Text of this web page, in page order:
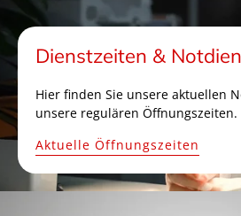
Dienstzeiten &
Hier finden Sie unsere aktuellen
unsere regulären Öffnungszeiten.
Aktuelle Öffnungszeiten